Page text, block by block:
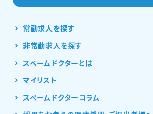
常勤求人を探す
非常勤求人を探す
スペームドクターとは
マイリスト
スペームドクターコラム